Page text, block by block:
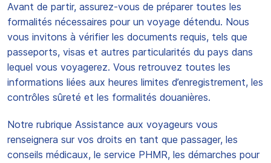
Avant de partir, assurez-vous de préparer toutes les
formalités nécessaires pour un voyage détendu. Nous
vous invitons à vérifier les documents requis, tels que
passeports, visas et autres particularités du pays dans
lequel vous voyagerez. Vous retrouvez toutes les
informations liées aux heures limites d’enregistrement, les
contrôles sûreté et les formalités douanières.
Notre rubrique Assistance aux voyageurs vous
renseignera sur vos droits en tant que passager, les
conseils médicaux, le service PHMR, les démarches pour